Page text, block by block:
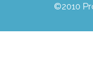
©2010